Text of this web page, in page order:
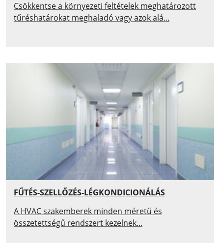
Csökkentse a környezeti feltételek meghatározott
tűréshatárokat meghaladó vagy azok alá...
FŰTÉS-SZELLŐZÉS-LÉGKONDICIONÁLÁS
A HVAC szakemberek minden méretű és
összetettségű rendszert kezelnek...